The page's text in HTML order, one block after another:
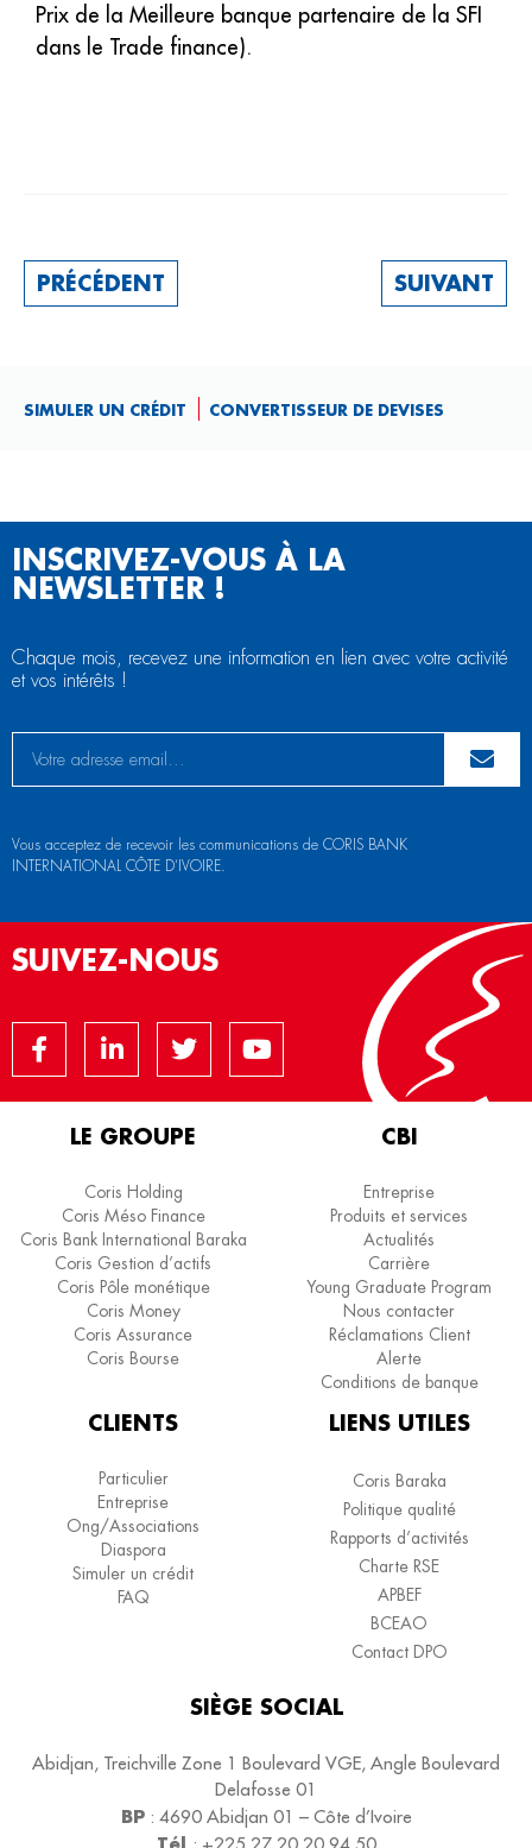
Prix de la Meilleure banque partenaire de la SFI
dans le Trade finance).
PRÉCÉDENT SUIVANT
SIMULER UN CRÉDIT CONVERTISSEUR DE DEVISES
INSCRIVEZ-VOUS À LA
NEWSLETTER !
Chaque mois, recevez une information en lien avec votre activité
et vos intérêts !
Vous acceptez de recevoir les communications de CORIS BANK
INTERNATIONAL CÔTE D’IVOIRE.
SUIVEZ-NOUS
LE GROUPE
Coris Holding
Coris Méso Finance
Coris Bank International Baraka
Coris Gestion d’actifs
Coris Pôle monétique
Coris Money
Coris Assurance
Coris Bourse
CBI
Entreprise
Produits et services
Actualités
Carrière
Young Graduate Program
Nous contacter
Réclamations Client
Alerte
Conditions de banque
CLIENTS
Particulier
Entreprise
Ong/Associations
Diaspora
Simuler un crédit
FAQ
LIENS UTILES
Coris Baraka
Politique qualité
Rapports d’activités
Charte RSE
APBEF
BCEAO
Contact DPO
SIÈGE SOCIAL
Abidjan, Treichville Zone 1 Boulevard VGE, Angle Boulevard
Delafosse 01
BP: 4690Abidjan 01 – Côte d’Ivoire
Tél